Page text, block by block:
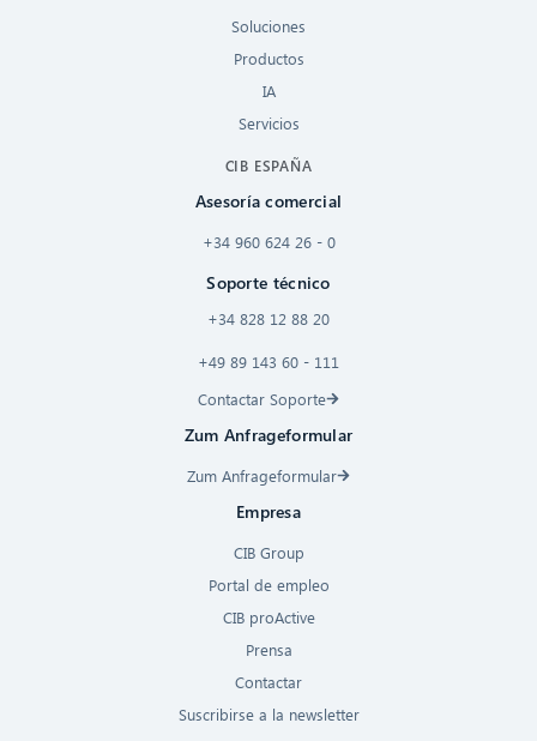
Soluciones
Productos
IA
Servicios
CIB ESPAÑA
Asesoría comercial
+34 960 624 26 - 0
Soporte técnico
+34 828 12 88 20
+49 89 143 60 - 111
Contactar Soporte
Zum Anfrageformular
Zum Anfrageformular
Empresa
CIB Group
Portal de empleo
CIB proActive
Prensa
Contactar
Suscribirse a la newsletter